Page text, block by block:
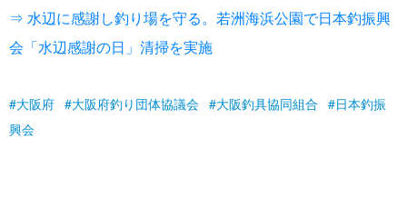
⇒ 水辺に感謝し釣り場を守る。若洲海浜公園で日本釣振興
会「水辺感謝の日」清掃を実施
大阪府 大阪府釣り団体協議会 大阪釣具協同組合
日本釣振
興会